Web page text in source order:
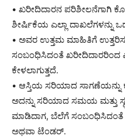
• ಖರೀದಿದಾರನ ಪರಿಶೀಲನೆಗಾಗಿ
ಶೀರ್ಷಿಕೆಯ ಎಲ್ಲಾ ದಾಖಲೆಗಳನ್ನು
• ಅವರ ಉತ್ತಮ ಮಾಹಿತಿಗೆ
ಸಂಬಂಧಿಸಿದಂತೆ ಖರೀದಿದಾರರಿಂದ
ಕೇಳಲಾಗುತ್ತದೆ.
• ಆಸ್ತಿಯ ಸರಿಯಾದ ಸಾಗಣೆಯನ್ನು
ಅದನ್ನು ಸರಿಯಾದ ಸಮಯ ಮತ್ತು
ಮಾಡಿದಾಗ, ಬೆಲೆಗೆ ಸಂಬಂಧಿಸಿದಂತೆ
ಅಥವಾ ಟೆಂಡರ್.